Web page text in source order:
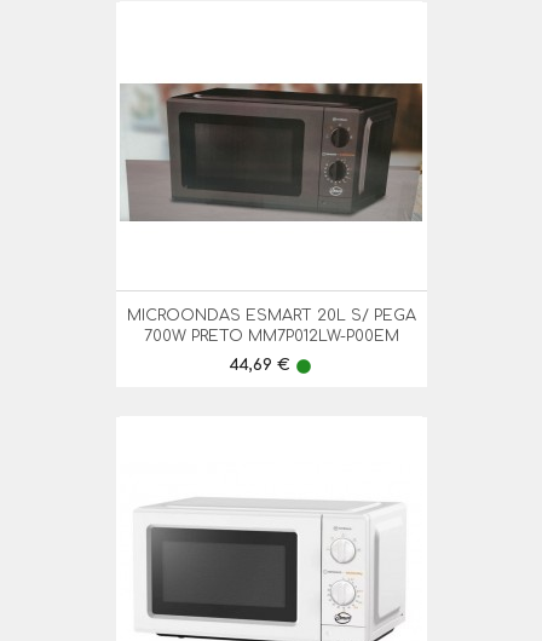
MICROONDAS ESMART 20L S/ PEGA
700W PRETO MM7P012LW-P00EM
Preço
44,69 € lens